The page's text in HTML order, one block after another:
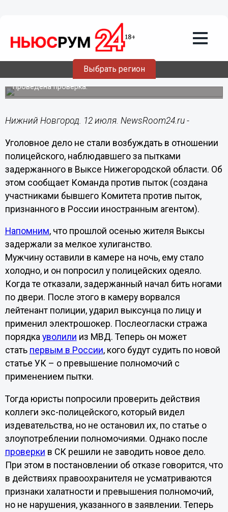
Выбрать регион
СК не завел дело на полицейского из-
за его бездействия при пытках в
Проведена проверка.
Нижний Новгород. 12 июля. NewsRoom24.ru -
Уголовное дело не стали возбуждать в отношении
полицейского, наблюдавшего за пытками
задержанного в Выксе Нижегородской области. Об
этом сообщает Команда против пыток (создана
участниками бывшего Комитета против пыток,
признанного в России иностранным агентом).
Напомним, что прошлой осенью жителя Выксы
задержали за мелкое хулиганство.
Мужчину оставили в камере на ночь, ему стало
холодно, и он попросил у полицейских одеяло.
Когда те отказали, задержанный начал бить ногами
по двери. После этого в камеру ворвался
лейтенант полиции, ударил выксунца по лицу и
применил электрошокер. Послеогласки стража
порядка уволили из МВД. Теперь он может
стать первым в России, кого будут судить по новой
статье УК – о превышение полномочий с
применением пытки.
Тогда юристы попросили проверить действия
коллеги экс-полицейского, который видел
издевательства, но не остановил их, по статье о
злоупотреблении полномочиями. Однако после
проверки в СК решили не заводить новое дело.
При этом в постановлении об отказе говорится, что
в действиях правоохранителя не усматриваются
признаки халатности и превышения полномочий,
но не нарушения, указанного в заявлении. Теперь